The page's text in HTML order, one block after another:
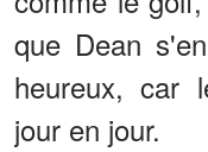
que Dean
heureux, car
jour en jour.